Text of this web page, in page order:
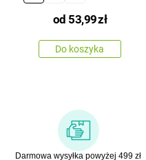
od 53,99zł
Do koszyka
Darmowa wysyłka powyżej 499 zł